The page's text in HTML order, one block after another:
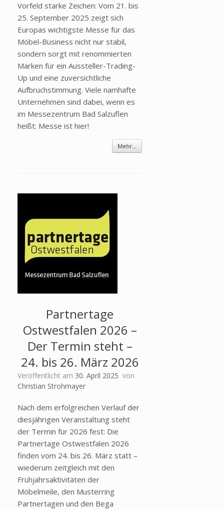
Vorfeld starke Zeichen: Vom 21. bis
25. September 2025 zeigt sich
Europas wichtigste Messe für das
Möbel-Business nicht nur stabil,
sondern sorgt mit renommierten
Marken für ein Aussteller-Trading-
Up und eine zuversichtliche
Aufbruchstimmung. Viele namhafte
Unternehmen sind dabei, wenn es
im Messezentrum Bad Salzuflen
heißt: Messe ist hier!
Mehr...
Partnertage
Ostwestfalen 2026 –
Der Termin steht –
24. bis 26. März 2026
Veröffentlicht am 30. April 2025 von
Christian Strohmayer
Nach dem erfolgreichen Verlauf der
diesjährigen Veranstaltung steht
der Termin für 2026 fest: Die
Partnertage Ostwestfalen 2026
finden vom 24. bis 26. März statt –
wiederum zeitgleich mit den
Frühjahrsaktivitäten der
Möbelmeile, den Musterring
Partnertagen und den Bega